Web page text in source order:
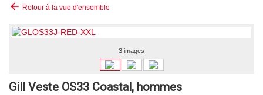
arrow_back Retour à la vue d'ensemble
3 images
Gill Veste OS33 Coastal, hommes